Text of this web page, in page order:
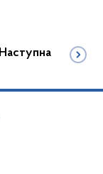
Наступна